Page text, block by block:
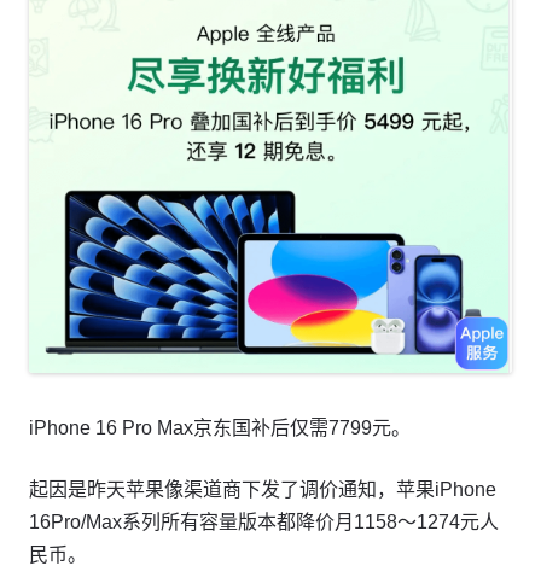
iPhone 16 Pro Max京东国补后仅需7799元。
起因是昨天苹果像渠道商下发了调价通知，苹果iPhone
16Pro/Max系列所有容量版本都降价月1158～1274元人
民币。